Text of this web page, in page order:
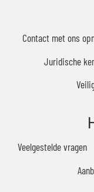
Contact met ons
Juridische
Veelgestelde vragen